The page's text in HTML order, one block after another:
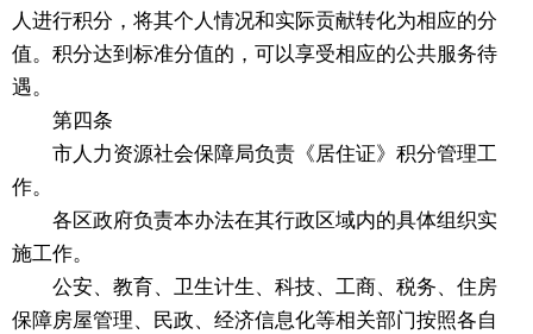
人进行积分，将其个人情况和实际贡献转化为相应的分
值。积分达到标准分值的，可以享受相应的公共服务待
遇。
第四条
市人力资源社会保障局负责《居住证》积分管理工
作。
各区政府负责本办法在其行政区域内的具体组织实
施工作。
公安、教育、卫生计生、科技、工商、税务、住房
保障房屋管理、民政、经济信息化等相关部门按照各自